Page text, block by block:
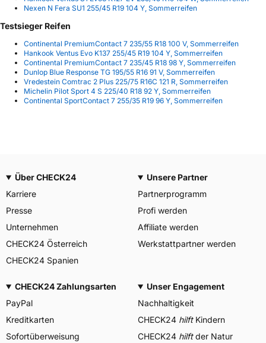
Nexen N Fera SU1 255/45 R19 104 Y, Sommerreifen
Testsieger Reifen
Continental PremiumContact 7 235/55 R18 100 V, Sommerreifen
Hankook Ventus Evo K137 255/45 R19 104 Y, Sommerreifen
Continental PremiumContact 7 235/45 R18 98 Y, Sommerreifen
Dunlop Blue Response TG 195/55 R16 91 V, Sommerreifen
Vredestein Comtrac 2 Plus 225/75 R16C 121 R, Sommerreifen
Michelin Pilot Sport 4 S 225/40 R18 92 Y, Sommerreifen
Continental SportContact 7 255/35 R19 96 Y, Sommerreifen
Über CHECK24
Karriere
Presse
Unternehmen
CHECK24 Österreich
CHECK24 Spanien
Unsere Partner
Partnerprogramm
Profi werden
Affiliate werden
Werkstattpartner werden
CHECK24 Zahlungsarten
PayPal
Kreditkarten
Sofortüberweisung
Unser Engagement
Nachhaltigkeit
CHECK24 hilftKindern
CHECK24 hilftder Natur